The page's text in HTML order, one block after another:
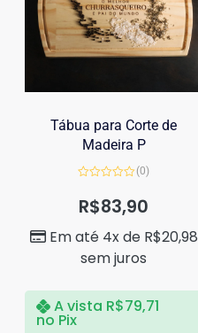
Tábua para Corte de
Madeira P
de
(0)
R$83,90
Em até 4x de R$20,98
sem juros
A vista R$79,71
no Pix